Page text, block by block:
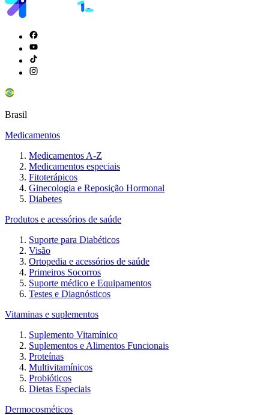
Brasil
Medicamentos
Medicamentos A-Z
Medicamentos especiais
Fitoterápicos
Ginecologia e Reposição Hormonal
Diabetes
Produtos e acessórios de saúde
Suporte para Diabéticos
Visão
Ortopedia e acessórios de saúde
Primeiros Socorros
Suporte médico e Equipamentos
Testes e Diagnósticos
Vitaminas e suplementos
Suplemento Vitamínico
Suplementos e Alimentos Funcionais
Proteínas
Multivitamínicos
Probióticos
Dietas Especiais
Dermocosméticos